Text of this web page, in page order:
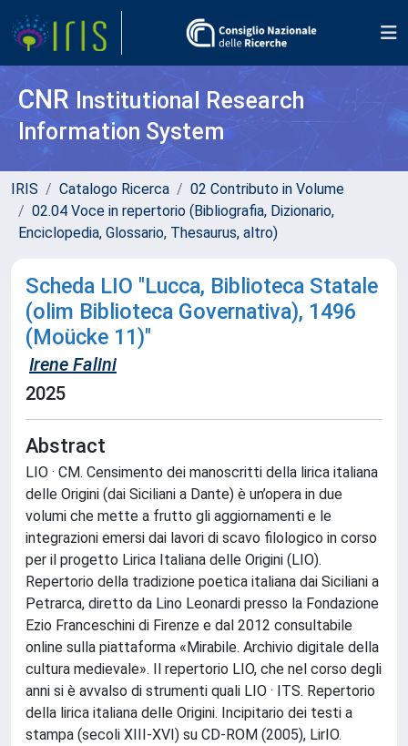
CNR Institutional Research
Information System
IRIS Catalogo Ricerca
02 Contributo in Volume
02.04 Voce in repertorio (Bibliografia, Dizionario,
Enciclopedia, Glossario, Thesaurus, altro)
Scheda LIO "Lucca, Biblioteca Statale
(olim Biblioteca Governativa), 1496
(Moücke 11)"
Irene Falini
2025
Abstract
LIO · CM. Censimento dei manoscritti della lirica italiana
delle Origini (dai Siciliani a Dante) è un’opera in due
volumi che mette a frutto gli aggiornamenti e le
integrazioni emersi dai lavori di scavo filologico in corso
per il progetto Lirica Italiana delle Origini (LIO).
Repertorio della tradizione poetica italiana dai Siciliani a
Petrarca, diretto da Lino Leonardi presso la Fondazione
Ezio Franceschini di Firenze e dal 2012 consultabile
online sulla piattaforma «Mirabile. Archivio digitale della
cultura medievale». Il repertorio LIO, che nel corso degli
anni si è avvalso di strumenti quali LIO · ITS. Repertorio
della lirica italiana delle Origini. Incipitario dei testi a
stampa (secoli XIII-XVI) su CD-ROM (2005), LirIO.